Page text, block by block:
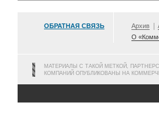
ОБРАТНАЯ СВЯЗЬ Архив
О
МАТЕРИАЛЫ С ТАКОЙ МЕТКОЙ,
КОМПАНИЙ ОПУБЛИКОВАНЫ НА